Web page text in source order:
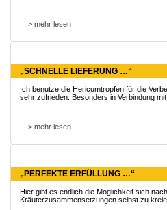
... > mehr lesen
„SCHNELLE LIEFERUNG …“
Ich benutze die Hericumtropfen für die
sehr zufrieden. Besonders in Verbindung
... > mehr lesen
„PERFEKTE ERFÜLLUNG …“
Hier gibt es endlich die Möglichkeit sich
Kräuterzusammensetzungen selbst zu